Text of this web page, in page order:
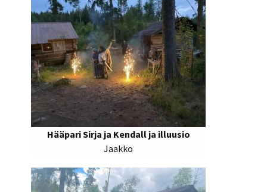
Hääpari Sirja ja Kendall ja illuusio
Jaakko